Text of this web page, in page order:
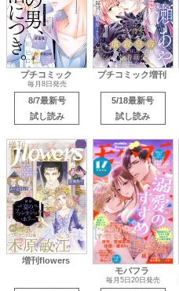
プチコミック
毎月8日発売
8/7最新号
試し読み
プチコミック増刊
5/18最新号
試し読み
増刊flowers
モバフラ
毎月5日20日発売